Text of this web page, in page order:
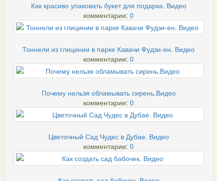
Как красиво упаковать букет для подарка. Видео
комментарии: 0
Тоннели из глицинии в парке Кавачи Фудзи-ен. Видео
комментарии: 0
Почему нельзя обламывать сирень.Видео
комментарии: 0
Цветочный Сад Чудес в Дубае. Видео
комментарии: 0